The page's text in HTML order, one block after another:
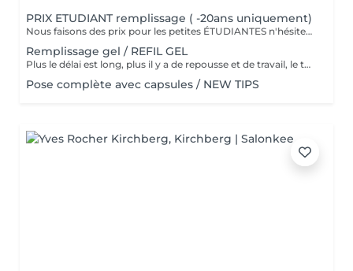
PRIX ETUDIANT remplissage ( -20ans uniquement)
Nous faisons des prix pour les petites ÉTUDIANTES n'hésitez pas a passer
Remplissage gel / REFIL GEL
Plus le délai est long, plus il y a de repousse et de travail, le tarif s'adapte donc au temps écoulé depuis votre dernier rendez-vous. Merci de choisir le remplissage adapté
Pose complète avec capsules / NEW TIPS